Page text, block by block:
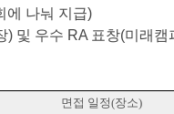
에 나눠 지급)
) 및 우수 RA 표창(미래캠
면접 일정(장소)